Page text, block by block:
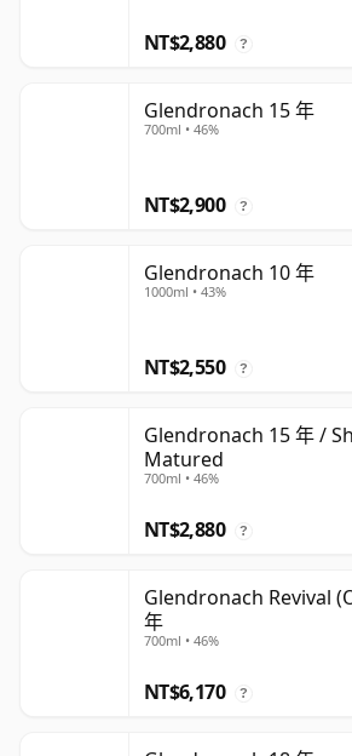
NT$2,880 ?
Glendronach 15 年
700ml • 46%
NT$2,900 ?
Glendronach 10 年
1000ml • 43%
NT$2,550 ?
Glendronach 15 年 /
Matured
700ml • 46%
NT$2,880 ?
Glendronach Revival
年
700ml • 46%
NT$6,170 ?